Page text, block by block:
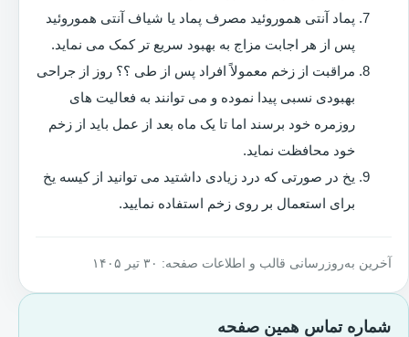
پماد آنتی هموروئید مصرف پماد یا شیاف آنتی هموروئید
پس از هر اجابت مزاج به بهبود سریع تر کمک می نماید.
مراقبت از زخم معمولاً افراد پس از طی ؟؟ روز از جراحی
بهبودی نسبی پیدا نموده و می توانند به فعالیت های
روزمره خود برسند اما تا یک ماه بعد از عمل باید از زخم
خود محافظت نماید.
یخ در صورتی که درد زیادی داشتید می توانید از کیسه یخ
برای استعمال بر روی زخم استفاده نمایید.
آخرین به‌روزرسانی قالب و اطلاعات صفحه: ۳۰ تیر ۱۴۰۵
شماره تماس همین صفحه